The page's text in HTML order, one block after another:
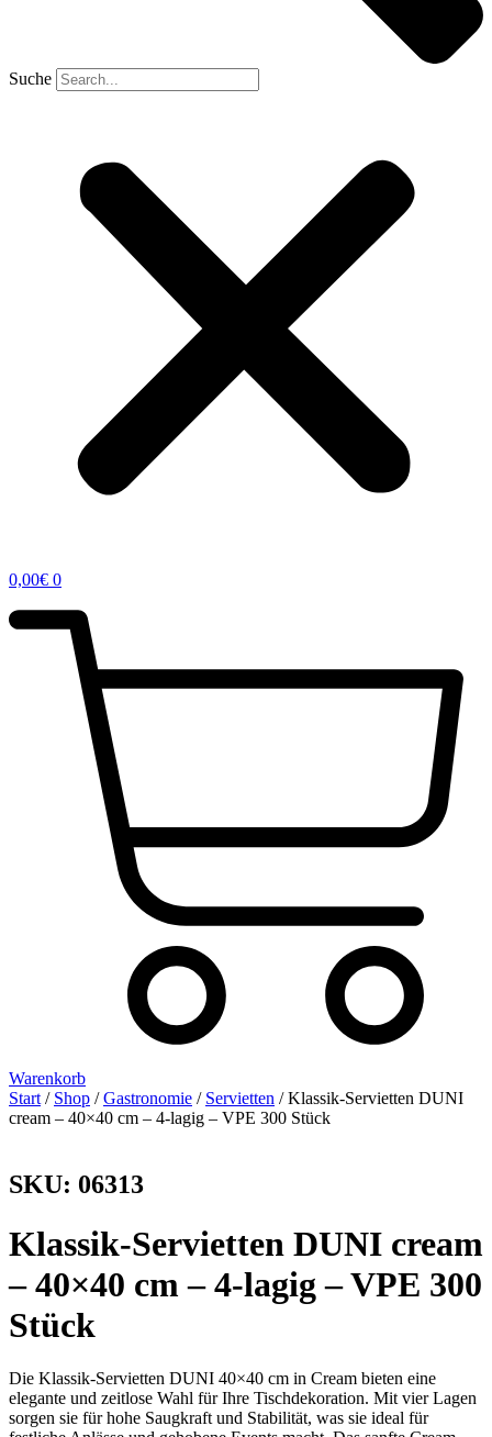
Suche
0,00€ 0
Warenkorb
Start / Shop /Gastronomie / Servietten / Klassik-Servietten DUNI
cream – 40×40 cm – 4-lagig – VPE 300 Stück
SKU: 06313
Klassik-Servietten DUNI cream
– 40×40 cm – 4-lagig – VPE 300
Stück
Die Klassik-Servietten DUNI 40×40 cm in Cream bieten eine
elegante und zeitlose Wahl für Ihre Tischdekoration. Mit vier Lagen
sorgen sie für hohe Saugkraft und Stabilität, was sie ideal für